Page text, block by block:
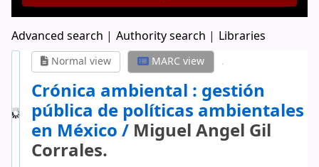
Advanced search Authority search Libraries
Normal view MARC view
Crónica ambiental : gestión
pública de políticas ambientales
en México / Miguel Angel Gil
Corrales.